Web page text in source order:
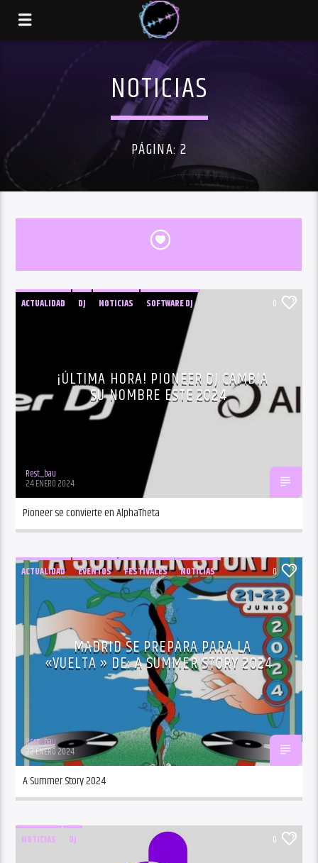
NOTICIAS
PÁGINA: 2
ACTUALIDAD DJ NOTICIAS
SOFTWARE DJ
0
¡ÚLTIMA HORA! PIONEER DJ CAMBIA
SU NOMBRE ESTE 2024
Rest_bau
24 ENERO 2024
Pioneer se convierte en AlphaTheta
ACTUALIDAD EVENTOS FESTIVALES NOTICIAS 0
MADRID SE PREPARA PARA LA
«VUELTA » DE: A SUMMER STORY 2024
Rest_bau
22 ENERO 2024
A Summer Story 2024
NOTICIAS DJ 0